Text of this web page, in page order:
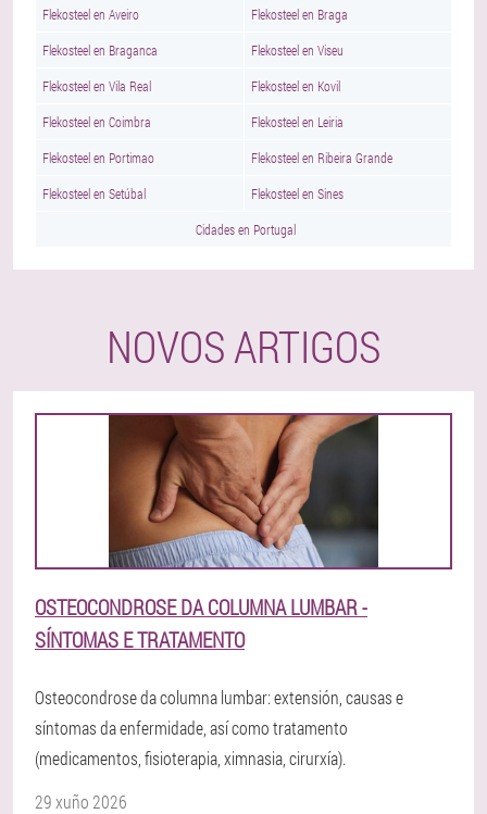
Flekosteel en Aveiro Flekosteel en Braga
Flekosteel en Braganca Flekosteel en Viseu
Flekosteel en Vila Real Flekosteel en Kovil
Flekosteel en Coimbra Flekosteel en Leiria
Flekosteel en Portimao Flekosteel en Ribeira Grande
Flekosteel en Setúbal Flekosteel en Sines
Cidades en Portugal
NOVOS ARTIGOS
OSTEOCONDROSE DA COLUMNA LUMBAR -
SÍNTOMAS E TRATAMENTO
Osteocondrose da columna lumbar: extensión, causas e
síntomas da enfermidade, así como tratamento
(medicamentos, fisioterapia, ximnasia, cirurxía).
29 xuño 2026